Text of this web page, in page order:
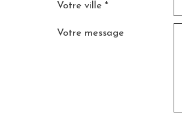
Votre ville *
Votre message